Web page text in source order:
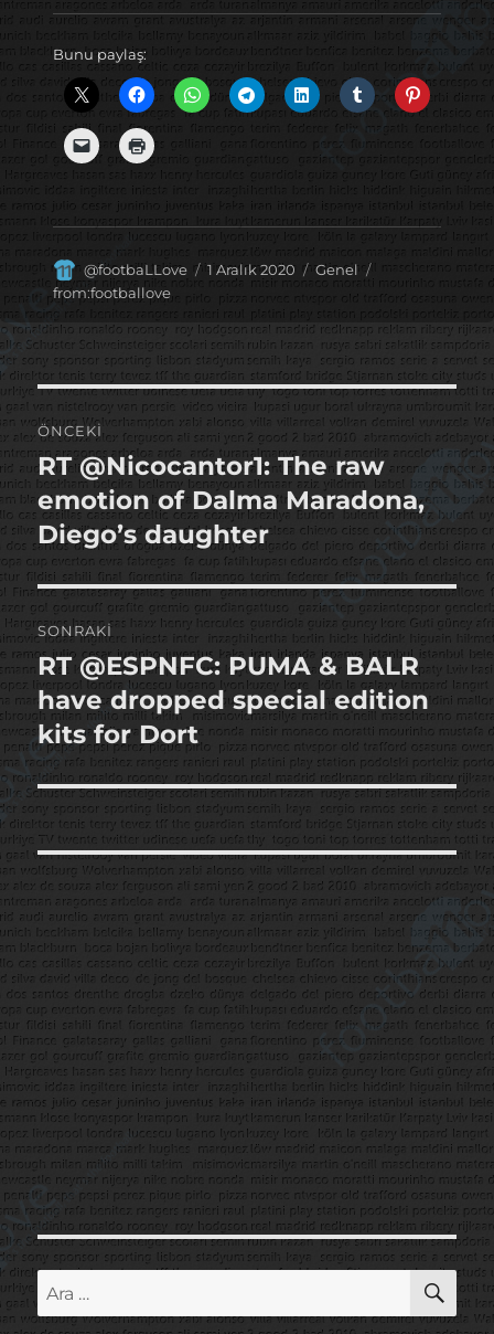
Bunu paylaş:
Yazar
@footbaLLove
Yayın
1 Aralık 2020 Kategoriler
Genel
Etiketler
from:footballove
Yazı
gezinmesi
ÖNCEKI
Önceki
yazı:
RT @Nicocantor1: The raw
emotion of Dalma Maradona,
Diego’s daughter
SONRAKI
Sonraki
yazı:
RT @ESPNFC: PUMA & BALR
have dropped special edition
kits for Dort
Ara: